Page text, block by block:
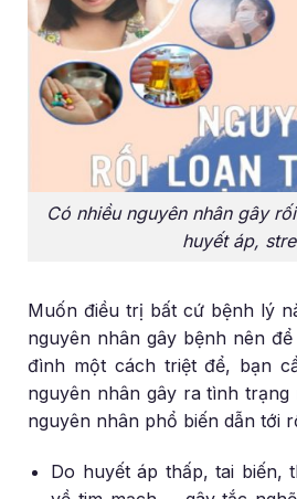
Có nhiều nguyên nhân gây
huyết áp,
Muốn điều trị bất cứ bệnh lý
nguyên nhân gây bệnh nên
đình một cách triệt để, bạn
nguyên nhân gây ra tình trạng
nguyên nhân phổ biến dẫn tới
Do huyết áp thấp, tai biến,